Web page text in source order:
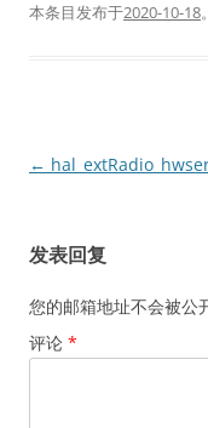
本条目发布于2020-10-18
文
航
←
发表回复
您的邮箱地址不会被公
评论 *